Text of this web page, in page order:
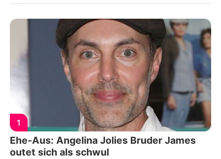
1
Ehe-Aus: Angelina Jolies Bruder James
outet sich als schwul